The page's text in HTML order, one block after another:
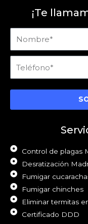
¡Te
Control de plagas
Desratización
Fumigar
Fumigar chinches
Eliminar termitas
Certificado DDD